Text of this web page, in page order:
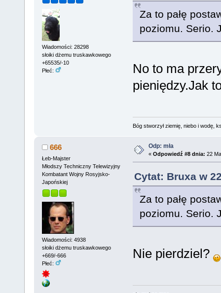
Wiadomości: 28298
słoiki dżemu truskawkowego
+65535/-10
Płeć:
Za to pałę
poziomu. Serio.
No to ma
pieniędzy.Jak
Bóg stworzył ziemię, niebo i wodę,
666
Łeb-Majster
Młodszy Techniczny Telewizyjny
Kombatant Wojny Rosyjsko-
Japońskiej
Wiadomości: 4938
słoiki dżemu truskawkowego
+669/-666
Płeć:
Odp: mła
« Odpowiedź #8 dnia: 22
Cytat: Bruxa w
Za to pałę
poziomu. Serio.
Nie pierdziel?